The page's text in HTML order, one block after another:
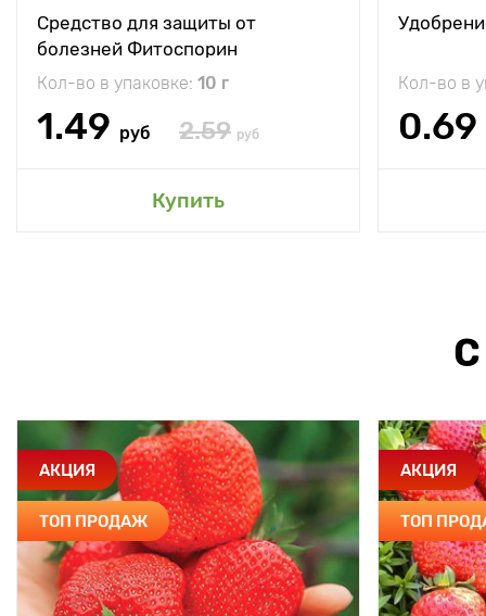
Средство для защиты от
болезней Фитоспорин
Кол-во в упаковке: 10 г
1.49 руб 2.59 руб
Купить
Кол-во в
0.69
АКЦИЯ
ТОП ПРОДАЖ
АКЦИЯ
ТОП